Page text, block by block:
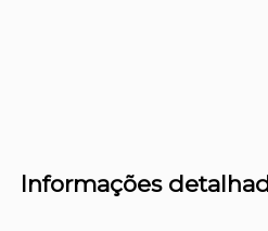
Informações